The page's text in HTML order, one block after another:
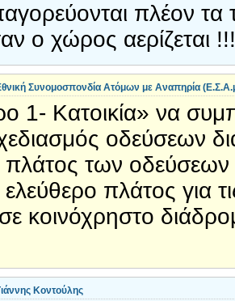
πλέον τα
ο χώρος αερίζεται !!!
Συνομοσπονδία Ατόμων με Αναπηρία
1- Κατοικία» να
οδεύσεων
πλάτος των οδεύσεων
ελεύθερο πλάτος για
κοινόχρηστο
Κοντούλης